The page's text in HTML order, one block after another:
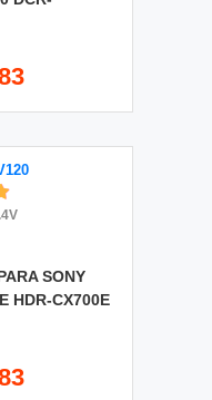
SONY
HDR-CX700E